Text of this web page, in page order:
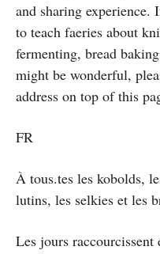
and sharing experience.
to teach faeries about
fermenting, bread
might be wonderful,
address on top of this
FR
À tous.tes les kobolds,
lutins, les selkies et les
Les jours raccourcissent